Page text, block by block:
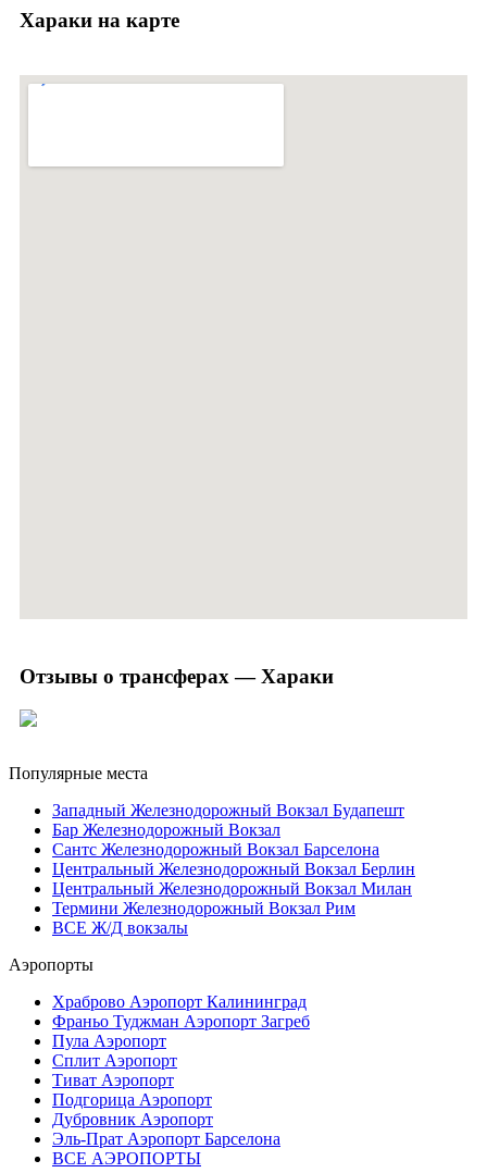
Хараки на карте
Отзывы о трансферах — Хараки
Популярные места
Западный Железнодорожный Вокзал Будапешт
Бар Железнодорожный Вокзал
Сантс Железнодорожный Вокзал Барселона
Центральный Железнодорожный Вокзал Берлин
Центральный Железнодорожный Вокзал Милан
Термини Железнодорожный Вокзал Рим
ВСЕ Ж/Д вокзалы
Аэропорты
Храброво Аэропорт Калининград
Франьо Туджман Аэропорт Загреб
Пула Аэропорт
Сплит Аэропорт
Тиват Аэропорт
Подгорица Аэропорт
Дубровник Аэропорт
Эль-Прат Аэропорт Барселона
ВСЕ АЭРОПОРТЫ